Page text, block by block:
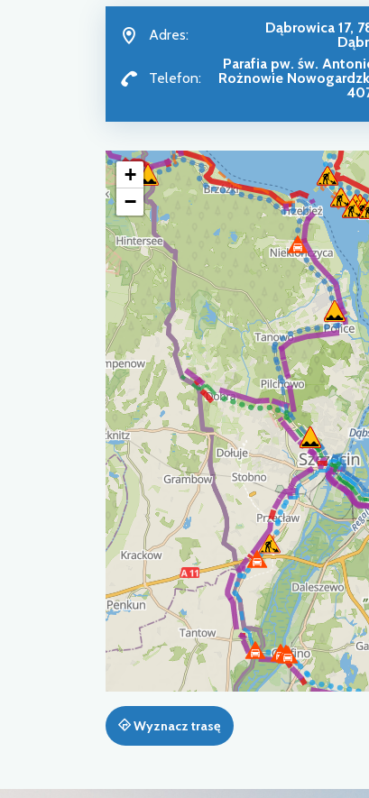
Adres:
Dąbrowica 17,
Telefon:
Parafia pw. św.
Rożnowie
+
−
Wyznacz trasę